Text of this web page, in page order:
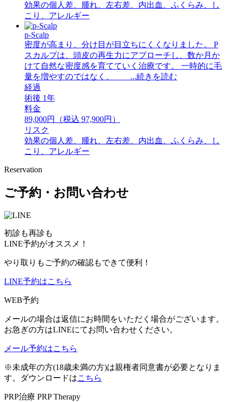
効果の個人差、腫れ、左右差、内出血、ふくらみ、し
こり、アレルギー
p-Scalp
密度が高まり、分け目が目立ちにくくなりました。 P
スカルプは、頭皮の再生力にアプローチし、数か月か
けて自然な密度感を育てていく治療です。 一時的に毛
量を増やすのではなく、 ...続きを読む
経過
術後 1年
料金
89,000円（税込 97,900円）
リスク
効果の個人差、腫れ、左右差、内出血、ふくらみ、し
こり、アレルギー
Reservation
ご予約・お問い合わせ
初診も再診も
LINE予約がオススメ！
やり取りもご予約の確認もできて便利！
LINE予約はこちら
WEB予約
メールの場合は返信にお時間をいただく場合がございます。
お急ぎの方はLINEにてお問い合わせください。
メール予約はこちら
※未成年の方(18歳未満の方)は親権者同意書が必要となりま
す。ダウンロードはこちら
PRP治療 PRP Therapy